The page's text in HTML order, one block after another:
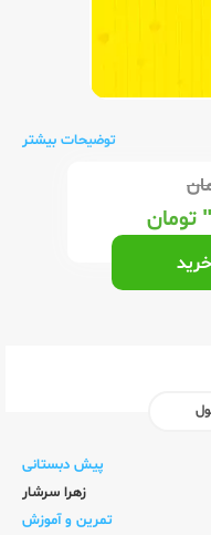
توضیحات بیشتر
تومان
پیش دبستانی
زهرا سرشار
تمرین و آموزش